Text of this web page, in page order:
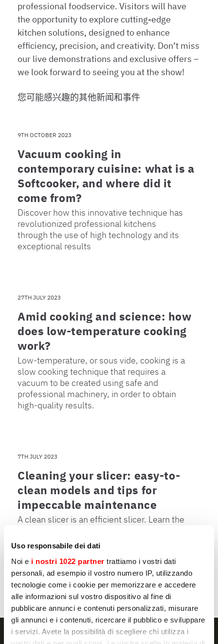
Uso responsabile dei dati
Noi e i nostri 1022 partner trattiamo i vostri dati
personali, ad esempio il vostro numero IP, utilizzando
tecnologie come i cookie per memorizzare e accedere
alle informazioni sul vostro dispositivo al fine di
pubblicare annunci e contenuti personalizzati, misurare
gli annunci e i contenuti, ricercare il pubblico e sviluppare
i servizi. Avete la possibilità di scegliere chi utilizza i
professional foodservice. Visitors will have
the opportunity to explore cutting-edge
kitchen solutions, designed to enhance
efficiency, precision, and creativity. Don’t miss
our live demonstrations and exclusive offers –
we look forward to seeing you at the show!
您可能感兴趣的其他新闻和事件
9TH OCTOBER 2023
Vacuum cooking in
contemporary cuisine: what is a
Softcooker, and where did it
come from?
Discover how this innovative technique has
revolutionized professional kitchens
through the use of high technology and its
exceptional results
27TH JULY 2023
Amid cooking and science: how
does low-temperature cooking
work?
Low-temperature, or sous vide, cooking is a
slow cooking technique that requires a
vacuum to be created using safe and
professional machinery, in order to obtain
high-quality results.
7TH JULY 2023
Cleaning your slicer: easy-to-
clean models and tips for
impeccable maintenance
A clean slicer is an efficient slicer. Learn the
are easier to clean.
去新闻